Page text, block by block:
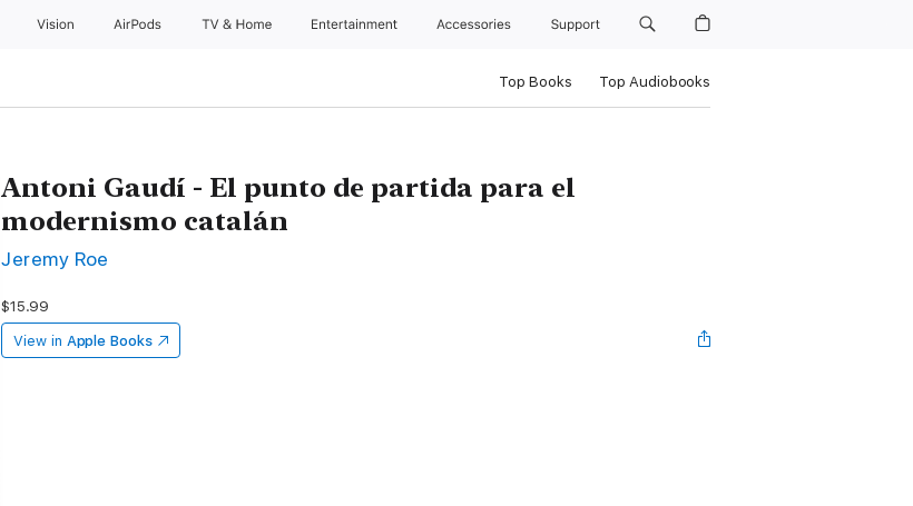
Vision AirPods TV & Home Entertainment Accessories Support
Top Books Top Audiobooks
Antoni Gaudí - El punto de partida para el
modernismo catalán
Jeremy Roe
$15.99
View in Apple Books